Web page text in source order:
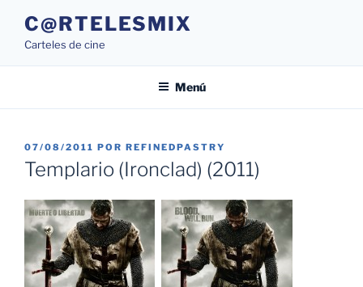
contenido
C@RTELESMIX
Carteles de cine
Menú
PUBLICADO
EL
07/08/2011 POR REFINEDPASTRY
Templario (Ironclad) (2011)